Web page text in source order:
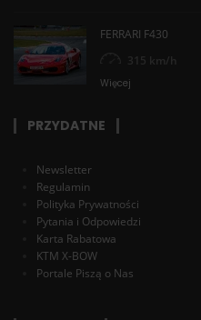
FERRARI F430
315 km/h
Więcej
PRZYDATNE
Newsletter
Regulamin
Polityka Prywatności
Pytania i Odpowiedzi
Karta Rabatowa
KTM X-BOW
Portale Piszą o Nas